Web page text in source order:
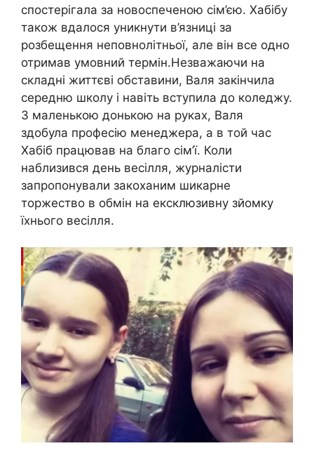
спостерігала за новоспеченою сім’єю. Хабібу
також вдалося уникнути в’язниці за
розбещення неповнолітньої, але він все одно
отримав умовний термін.Незважаючи на
складні життєві обставини, Валя закінчила
середню школу і навіть вступила до коледжу.
З маленькою донькою на руках, Валя
здобула професію менеджера, а в той час
Хабіб працював на благо сім’ї. Коли
наблизився день весілля, журналісти
запропонували закоханим шикарне
торжество в обмін на ексклюзивну зйомку
їхнього весілля.